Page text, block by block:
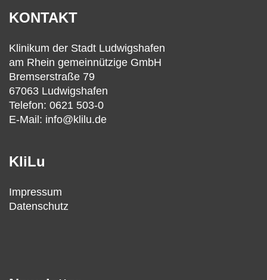
KONTAKT
Klinikum der Stadt Ludwigshafen
am Rhein gemeinnützige GmbH
Bremserstraße 79
67063 Ludwigshafen
Telefon: 0621 503-0
E-Mail: info@klilu.de
KliLu
Impressum
Datenschutz